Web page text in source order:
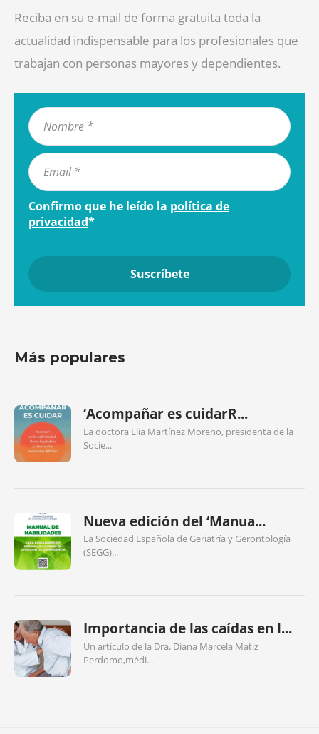
Reciba en su e-mail de forma gratuita toda la
actualidad indispensable para los profesionales que
trabajan con personas mayores y dependientes.
Confirmo que he leído la política de
privacidad*
Más populares
‘Acompañar es cuidarR...
La doctora Elia Martínez Moreno, presidenta de la
Socie...
Nueva edición del ‘Manua...
La Sociedad Española de Geriatría y Gerontología
(SEGG)...
Importancia de las caídas en l...
Un artículo de la Dra. Diana Marcela Matiz
Perdomo,médi...